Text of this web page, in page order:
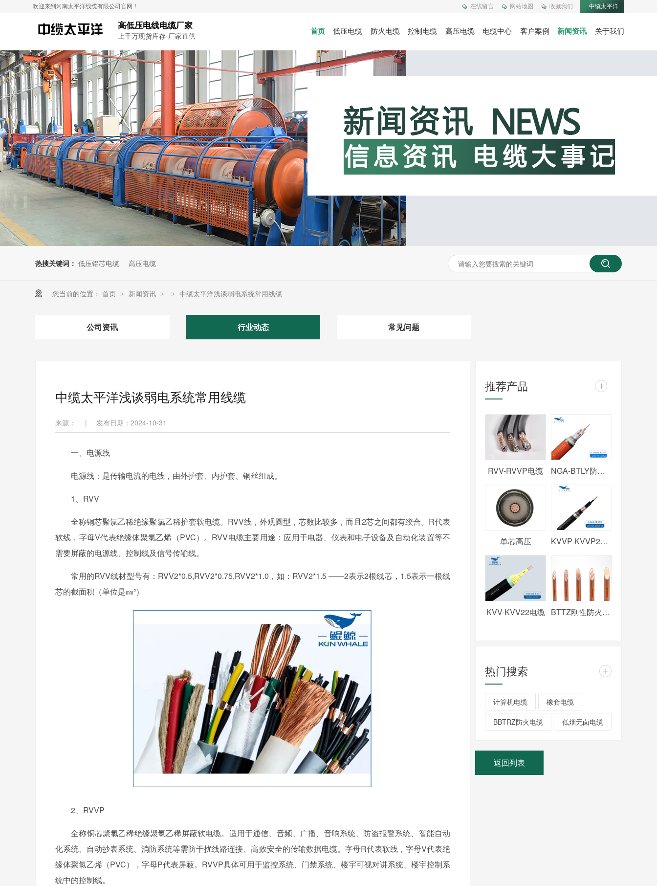
在线留言 网站地图 收藏我们 中缆太平洋
欢迎来到河南太平洋线缆有限公司官网！
高低压电线电缆厂家
上千万现货库存·厂家直供
首页 低压电缆 防火电缆 控制电缆 高压电缆 电缆中心 客户案例 新闻资讯 关于我们
热搜关键词： 低压铝芯电缆 高压电缆
您当前的位置： 首页 > 新闻资讯 > > 中缆太平洋浅谈弱电系统常用线缆
公司资讯 行业动态 常见问题
中缆太平洋浅谈弱电系统常用线缆
来源： | 发布日期：2024-10-31
一、电源线
电源线：是传输电流的电线，由外护套、内护套、铜丝组成。
1、RVV
全称铜芯聚氯乙稀绝缘聚氯乙稀护套软电缆。RVV线，外观圆型，芯数比较多，而且2芯之间都有绞合。R代表
软线，字母V代表绝缘体聚氯乙烯（PVC）。RVV电缆主要用途：应用于电器、仪表和电子设备及自动化装置等不
需要屏蔽的电源线、控制线及信号传输线。
常用的RVV线材型号有：RVV2*0.5,RVV2*0.75,RVV2*1.0，如：RVV2*1.5 ——2表示2根线芯，1.5表示一根线
芯的截面积（单位是㎜²）
2、RVVP
全称铜芯聚氯乙稀绝缘聚氯乙稀屏蔽软电缆。适用于通信、音频、广播、音响系统、防盗报警系统、智能自动
化系统、自动抄表系统、消防系统等需防干扰线路连接、高效安全的传输数据电缆。字母R代表软线，字母V代表绝
缘体聚氯乙烯（PVC），字母P代表屏蔽。RVVP具体可用于监控系统、门禁系统、楼宇可视对讲系统、楼宇控制系
统中的控制线。
推荐产品 +
RVV-RVVP电缆 NGA-BTLY防火电缆
单芯高压 KVVP-KVVP2电缆
KVV-KVV22电缆 BTTZ刚性防火电缆
热门搜索 +
计算机电缆 橡套电缆
BBTRZ防火电缆 低烟无卤电缆
返回列表